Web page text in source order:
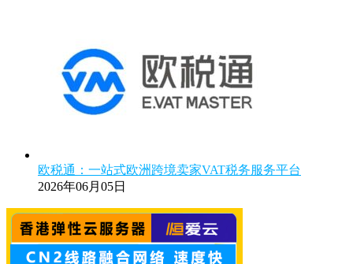
欧税通：一站式欧洲跨境卖家VAT税务服务平台
2026年06月05日